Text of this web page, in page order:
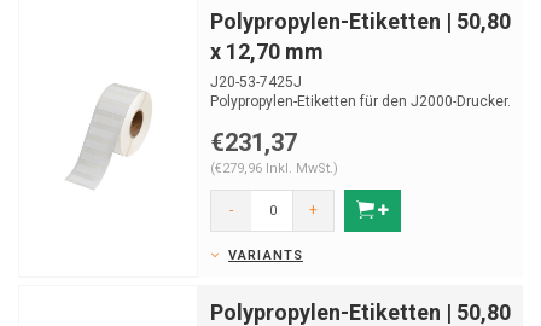
Polypropylen-Etiketten | 50,80
x 12,70 mm
J20-53-7425J
Polypropylen-Etiketten für den J2000-Drucker.
Rol...
€231,37
(€279,96 Inkl. MwSt.)
- +
VARIANTS
Polypropylen-Etiketten | 50,80